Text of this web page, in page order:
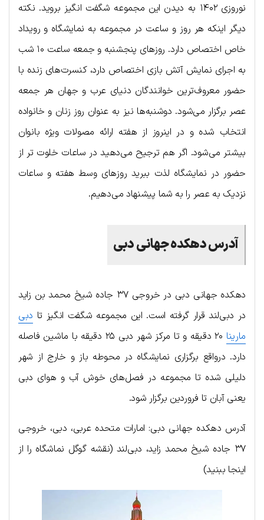
نوروزی ۱۴۰۲ به دیدن این مجموعه شگفت انگیز بروید. نکته
دیگر اینکه هر روز و ساعت در مجموعه به نمایشگاه و رویداد
خاص اختصاص دارد. روزهای پنجشنبه و جمعه ساعت ۱۰ شب
به اجرای نمایش آتش بازی اختصاص دارد، کنسرت‌های زنده با
حضور معروف‌ترین خوانندگان دنیای عرب و جهان هر جمعه
عصر برگزار می‌شود. دوشنبه‌ها نیز به عنوان روز زنان و خانواده
انتخاب شده و در اینروز از هفته ارائه مصولات ویژه بانوان
بیشتر می‌شود. اگر هم ترجیح می‌دهید در ساعات خلوت تر از
حضور در نمایشگاه لذت ببرید روزهای وسط هفته و ساعات
نزدیک به عصر را به شما پیشنهاد می‌دهیم.
آدرس دهکده جهانی دبی
دهکده جهانی دبی در خروجی ۳۷ جاده شیخ محمد بن زاید
در دبی‌لند قرار گرفته است. این مجموعه شگفت انگیز تا دبی
مارینا
۲۰ دقیقه و تا مرکز شهر دبی ۲۵ دقیقه با ماشین فاصله
دارد. درواقع برگزاری نمایشگاه در محوطه باز و خارج از شهر
دلیلی شده تا مجموعه در فصل‌های خوش آب و هوای دبی
یعنی آبان تا فروردین برگزار شود.
آدرس دهکده جهانی دبی: امارات متحده عربی، دبی، خروجی
۳۷ جاده شیخ محمد زاید، دبی‌لند (نقشه گوگل نماشگاه را از
اینجا ببنید)